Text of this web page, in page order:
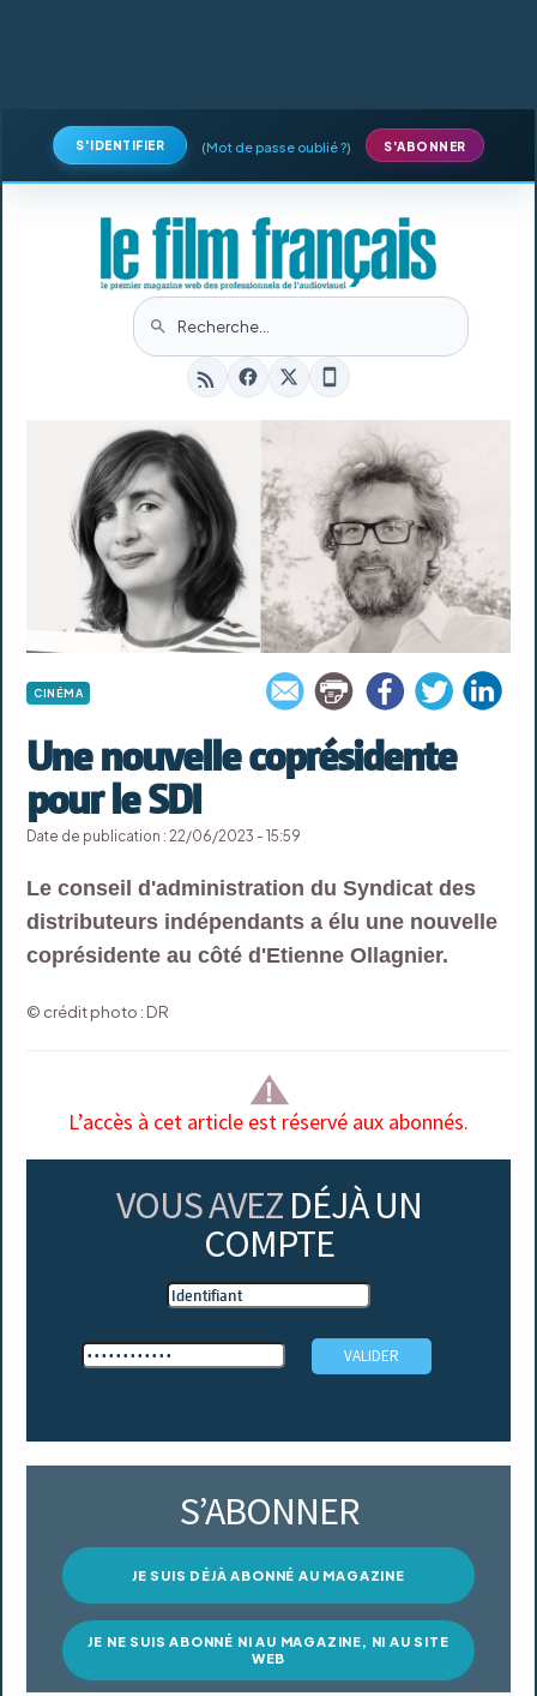
S'IDENTIFIER (Mot de passe oublié ?) S'ABONNER
CINÉMA
Une nouvelle coprésidente
pour le SDI
Date de publication : 22/06/2023 - 15:59
Le conseil d'administration du Syndicat des
distributeurs indépendants a élu une nouvelle
coprésidente au côté d'Etienne Ollagnier.
© crédit photo : DR
L’accès à cet article est réservé aux abonnés.
VOUS AVEZ DÉJÀ UN
COMPTE
S’ABONNER
JE SUIS DÉJÀ ABONNÉ AU MAGAZINE
JE NE SUIS ABONNÉ NI AU MAGAZINE, NI AU SITE
WEB